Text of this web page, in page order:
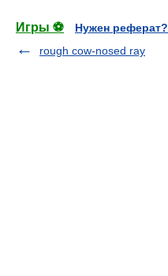
Игры ⚽
Нужен реферат?
rough cow-nosed ray